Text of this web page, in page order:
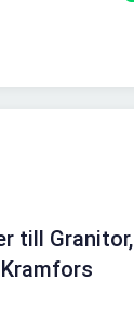
till Granitor,